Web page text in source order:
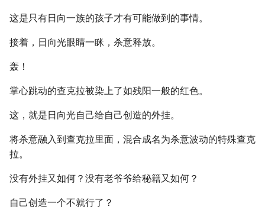
这是只有日向一族的孩子才有可能做到的事情。
接着，日向光眼睛一眯，杀意释放。
轰！
掌心跳动的查克拉被染上了如残阳一般的红色。
这，就是日向光自己给自己创造的外挂。
将杀意融入到查克拉里面，混合成名为杀意波动的特殊查克
拉。
没有外挂又如何？没有老爷爷给秘籍又如何？
自己创造一个不就行了？